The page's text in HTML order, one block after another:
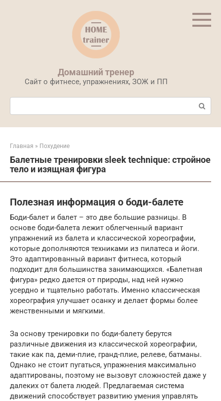
Домашний тренер
Сайт о фитнесе, упражнениях, ЗОЖ и ПП
Поиск:
Главная » Похудение
Балетные тренировки sleek technique: стройное
тело и изящная фигура
Полезная информация о боди-балете
Боди-балет и балет – это две большие разницы. В
основе боди-балета лежит облегченный вариант
упражнений из балета и классической хореографии,
которые дополняются техниками из пилатеса и йоги.
Это адаптированный вариант фитнеса, который
подходит для большинства занимающихся. «Балетная
фигура» редко дается от природы, над ней нужно
усердно и тщательно работать. Именно классическая
хореография улучшает осанку и делает формы более
женственными и мягкими.
За основу тренировки по боди-балету берутся
различные движения из классической хореографии,
такие как па, деми-плие, гранд-плие, релеве, батманы.
Однако не стоит пугаться, упражнения максимально
адаптированы, поэтому не вызовут сложностей даже у
далеких от балета людей. Предлагаемая система
движений способствует развитию умения управлять